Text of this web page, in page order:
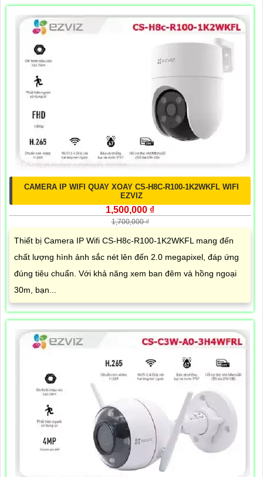
CAMERA IP WIFI QUAY XOAY CS-H8C-R100-1K2WKFL WIFI
EZVIZ
1,500,000 ₫
1,700,000 ₫
Thiết bị Camera IP Wifi CS-H8c-R100-1K2WKFL mang đến
chất lượng hình ảnh sắc nét lên đến 2.0 megapixel, đáp ứng
đúng tiêu chuẩn. Với khả năng xem ban đêm và hồng ngoại
30m, bạn...